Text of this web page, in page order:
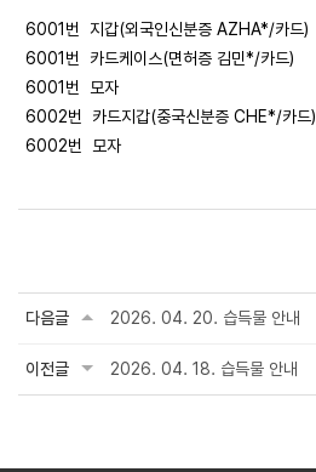
6001번 지갑(외국인신분증 AZHA*/카드)
6001번 카드케이스(면허증 김민*/카드)
6001번 모자
6002번 카드지갑(중국신분증 CHE*/카드)
6002번 모자
다음글 2026. 04. 20. 습득물 안내
이전글 2026. 04. 18. 습득물 안내